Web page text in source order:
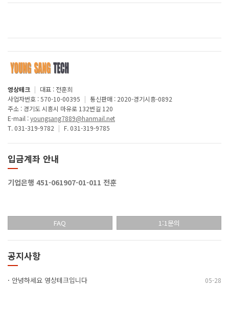
영상테크 | 대표 : 전훈희
사업자번호 : 570-10-00395 | 통신판매 : 2020-경기시흥-0892
주소 : 경기도 시흥시 마유로 132번길 120
E-mail :youngsang7889@hanmail.net
T. 031-319-9782 | F. 031-319-9785
입금계좌 안내
기업은행 451-061907-01-011 전훈
FAQ 1:1문의
공지사항
· 안녕하세요 영상테크입니다 05-28